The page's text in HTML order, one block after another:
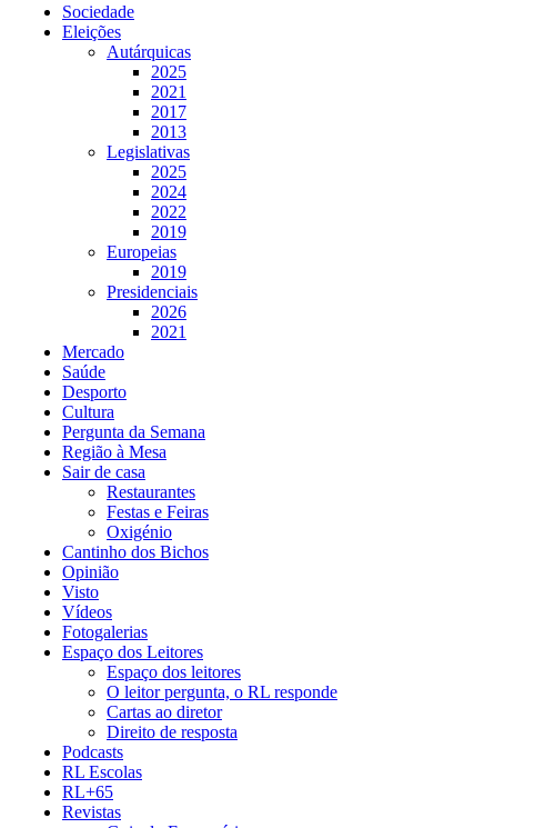
Sociedade
Eleições
Autárquicas
2025
2021
2017
2013
Legislativas
2025
2024
2022
2019
Europeias
2019
Presidenciais
2026
2021
Mercado
Saúde
Desporto
Cultura
Pergunta da Semana
Região à Mesa
Sair de casa
Restaurantes
Festas e Feiras
Oxigénio
Cantinho dos Bichos
Opinião
Visto
Vídeos
Fotogalerias
Espaço dos Leitores
Espaço dos leitores
O leitor pergunta, o RL responde
Cartas ao diretor
Direito de resposta
Podcasts
RL Escolas
RL+65
Revistas